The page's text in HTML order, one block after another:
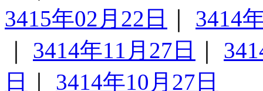
3415年02月22日
3414
3414年11月27日
日
3414年10月27日